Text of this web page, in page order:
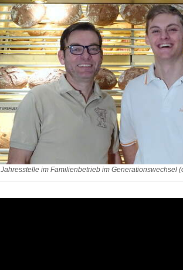
Jahresstelle im Familienbetrieb im Generationswechsel